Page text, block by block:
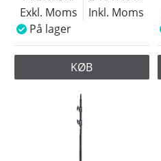
Exkl. Moms
Inkl. Moms
På lager
KØB